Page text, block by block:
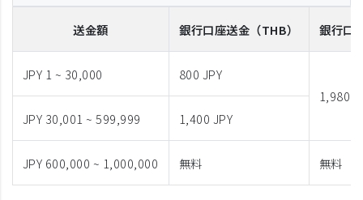
送金額 銀行口座送金 （THB） 銀行口
JPY 1 ~ 30,000
800 JPY
1,980
JPY 30,001 ~ 599,999
1,400 JPY
JPY 600,000 ~ 1,000,000 無料 無料